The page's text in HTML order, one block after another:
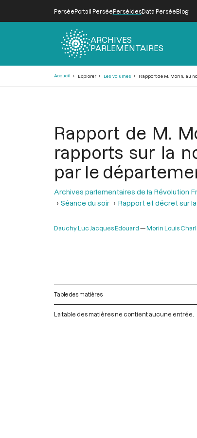
PerséePortail PerséePerséidesData PerséeBlog
ARCHIVES
PARLEMENTAIRES
Accueil Explorer Les volumes Rapport de M. Morin, au
Rapport de M.
rapports sur la
par le
Archives parlementaires de la Révolution
Séance du soir
Rapport et décret sur
Dauchy Luc Jacques Edouard Morin Louis
Table des matières
La table des matières ne contient aucune entrée.